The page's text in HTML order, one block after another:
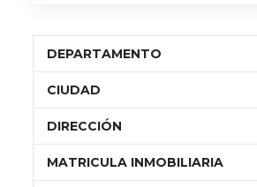
DEPARTAMENTO
CIUDAD
DIRECCIÓN
MATRICULA INMOBILIARIA